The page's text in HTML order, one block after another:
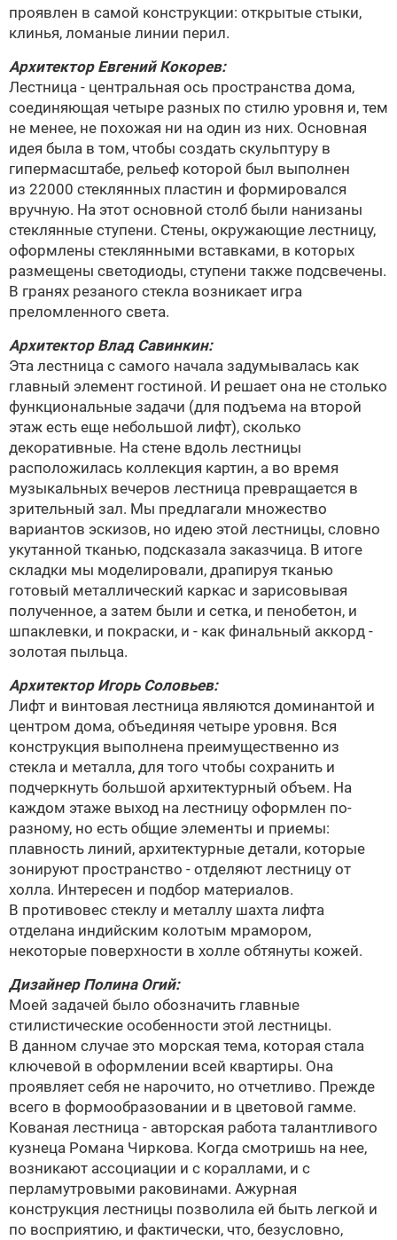
проявлен в самой конструкции: открытые стыки,
клинья, ломаные линии перил.
Архитектор Евгений Кокорев:
Лестница - центральная ось пространства дома,
соединяющая четыре разных по стилю уровня и, тем
не менее, не похожая ни на один из них. Основная
идея была в том, чтобы создать скульптуру в
гипермасштабе, рельеф которой был выполнен
из 22000 стеклянных пластин и формировался
вручную. На этот основной столб были нанизаны
стеклянные ступени. Стены, окружающие лестницу,
оформлены стеклянными вставками, в которых
размещены светодиоды, ступени также подсвечены.
В гранях резаного стекла возникает игра
преломленного света.
Архитектор Влад Савинкин:
Эта лестница с самого начала задумывалась как
главный элемент гостиной. И решает она не столько
функциональные задачи (для подъема на второй
этаж есть еще небольшой лифт), сколько
декоративные. На стене вдоль лестницы
расположилась коллекция картин, а во время
музыкальных вечеров лестница превращается в
зрительный зал. Мы предлагали множество
вариантов эскизов, но идею этой лестницы, словно
укутанной тканью, подсказала заказчица. В итоге
складки мы моделировали, драпируя тканью
готовый металлический каркас и зарисовывая
полученное, а затем были и сетка, и пенобетон, и
шпаклевки, и покраски, и - как финальный аккорд -
золотая пыльца.
Архитектор Игорь Соловьев:
Лифт и винтовая лестница являются доминантой и
центром дома, объединяя четыре уровня. Вся
конструкция выполнена преимущественно из
стекла и металла, для того чтобы сохранить и
подчеркнуть большой архитектурный объем. На
каждом этаже выход на лестницу оформлен по-
разному, но есть общие элементы и приемы:
плавность линий, архитектурные детали, которые
зонируют пространство - отделяют лестницу от
холла. Интересен и подбор материалов.
В противовес стеклу и металлу шахта лифта
отделана индийским колотым мрамором,
некоторые поверхности в холле обтянуты кожей.
Дизайнер Полина Огий:
Моей задачей было обозначить главные
стилистические особенности этой лестницы.
В данном случае это морская тема, которая стала
ключевой в оформлении всей квартиры. Она
проявляет себя не нарочито, но отчетливо. Прежде
всего в формообразовании и в цветовой гамме.
Кованая лестница - авторская работа талантливого
кузнеца Романа Чиркова. Когда смотришь на нее,
возникают ассоциации и с кораллами, и с
перламутровыми раковинами. Ажурная
конструкция лестницы позволила ей быть легкой и
по восприятию, и фактически, что, безусловно,